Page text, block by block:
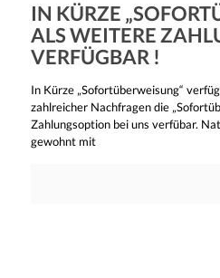
IN KÜRZE
ALS WEITERE
VERFÜGBAR !
In Kürze „Sofortüberweisung“
zahlreicher Nachfragen die
Zahlungsoption bei uns verfübar.
gewohnt mit